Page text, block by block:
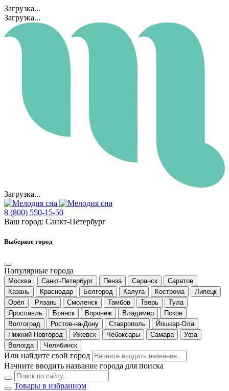
Загрузка...
Загрузка...
Загрузка...
8 (800) 550-15-50
Ваш город: Санкт-Петербург
Выберите город
Популярные города
Москва Санкт-Петербург Пенза Саранск
Саратов
Казань
Краснодар Белгород Калуга Кострома
Липецк
Орёл
Рязань Смоленск Тамбов Тверь
Тула
Ярославль
Брянск Воронеж Владимир
Псков
Волгоград
Ростов-на-Дону Ставрополь
Йошкар-Ола
Нижний Новгород
Ижевск Чебоксары Самара
Уфа
Вологда
Челябинск
Или найдите свой город
Начните вводить название города для поиска
Товары в избранном